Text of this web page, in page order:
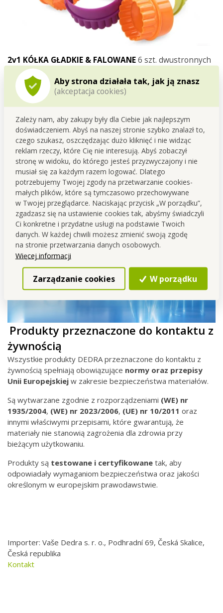
Aby strona działała tak, jak ją znasz
(akceptacja cookies)
Zależy nam, aby zakupy były dla Ciebie jak najlepszym
doświadczeniem. Abyś na naszej stronie szybko znalazł to,
czego szukasz, oszczędzając dużo kliknięć i nie widząc
reklam rzeczy, które Cię nie interesują. Abyś zobaczył
stronę w widoku, do którego jesteś przyzwyczajony i nie
musiał się za każdym razem logować. Dlatego
potrzebujemy Twojej zgody na przetwarzanie cookies-
małych plików, które są tymczasowo przechowywane
w Twojej przeglądarce. Naciskając przycisk „W porządku”,
zgadzasz się na ustawienie cookies tak, abyśmy świadczyli
Ci konkretne i przydatne usługi na podstawie Twoich
danych. W każdej chwili możesz zmienić swoją zgodę
na stronie przetwarzania danych osobowych.
Więcej informacji
Zarządzanie cookies W porządku
2v1 KÓŁKA GŁADKIE & FALOWANE6 szt. dwustronnych
wysokich wykrawaczy.
Średnica wykrawaczy ok. 5 - 10 cm, wysokość 4 cm,
materiał: utwardzony plastik, mix kolorów*.
* Kombinacja kolorów każdego zestawu jest losowa. Nie
musi zgadzać się ze zdjęciem.
Produkty przeznaczone do kontaktu z
żywnością
Wszystkie produkty DEDRA przeznaczone do kontaktu z
żywnością spełniają obowiązujące normy oraz przepisy
Unii Europejskiej w zakresie bezpieczeństwa materiałów.
Są wytwarzane zgodnie z rozporządzeniami (WE) nr
1935/2004, (WE) nr 2023/2006, (UE) nr 10/2011 oraz
innymi właściwymi przepisami, które gwarantują, że
materiały nie stanowią zagrożenia dla zdrowia przy
bieżącym użytkowaniu.
Produkty są testowane i certyfikowane tak, aby
odpowiadały wymaganiom bezpieczeństwa oraz jakości
określonym w europejskim prawodawstwie.
Importer: Vaše Dedra s. r. o., Podhradní 69, Česká Skalice,
Česká republika
Kontakt